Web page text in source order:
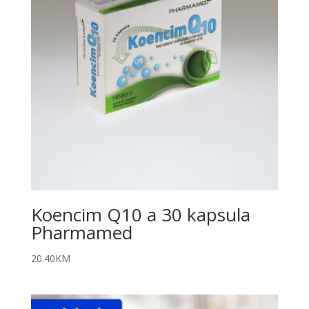
Koencim Q10 a 30 kapsula
Pharmamed
20.40KM